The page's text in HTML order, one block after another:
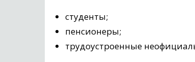
студенты;
пенсионеры;
трудоустроенные